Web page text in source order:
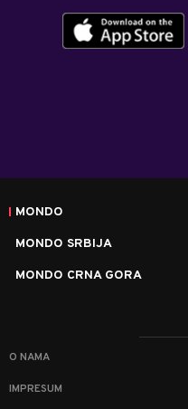
MONDO
MONDO SRBIJA
MONDO CRNA GORA
O NAMA
IMPRESUM